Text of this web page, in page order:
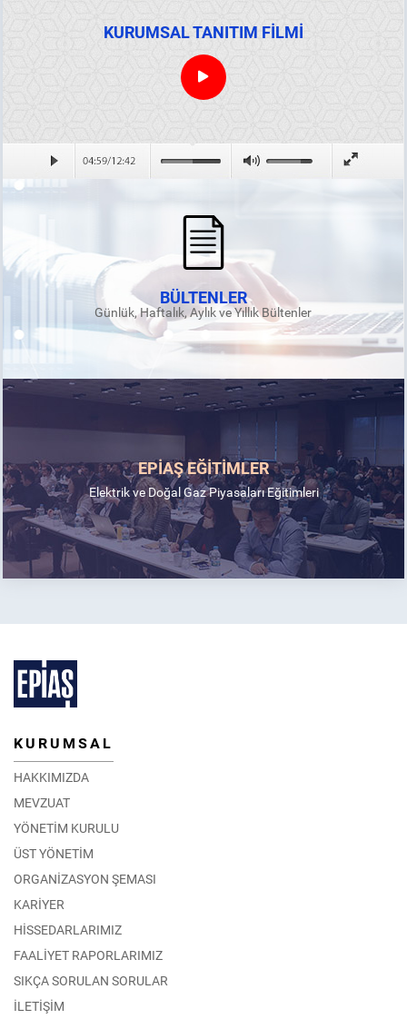
KURUMSAL TANITIM FİLMİ
BÜLTENLER
Günlük, Haftalık, Aylık ve Yıllık Bültenler
EPİAŞ EĞİTİMLER
Elektrik ve Doğal Gaz Piyasaları Eğitimleri
KURUMSAL
HAKKIMIZDA
MEVZUAT
YÖNETİM KURULU
ÜST YÖNETİM
ORGANİZASYON ŞEMASI
KARİYER
HİSSEDARLARIMIZ
FAALİYET RAPORLARIMIZ
SIKÇA SORULAN SORULAR
İLETİŞİM